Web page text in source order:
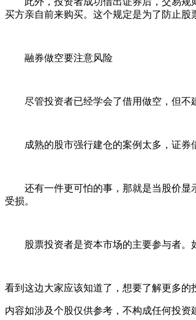
买方亲自前来购买。这个规定是为了防止股
融券做空要注意风险
尽管投资者已经学会了借用做空，但不建
成熟的股市强行建仓的案例太多，证券借
还有一件更可怕的事，那就是当股价显示
受损。
股票投资者是资本市场的主要参与者。如
看到这边大家应该知道了，想要了解更多的
内容如涉及个股仅供参考，不构成任何投资